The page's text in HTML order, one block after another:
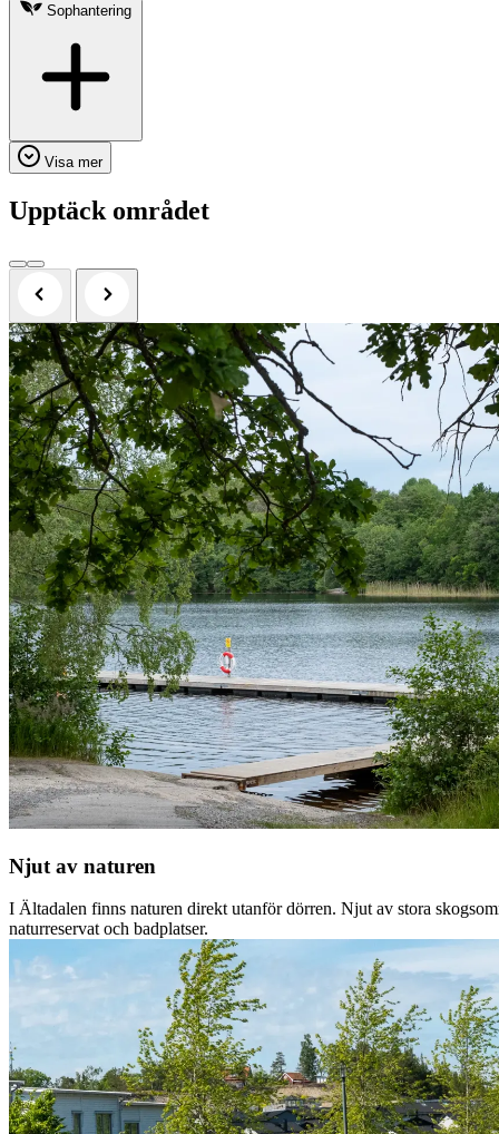
Sophantering
Visa mer
Upptäck området
Njut av naturen
I Ältadalen finns naturen direkt utanför dörren. Njut av stora
naturreservat och badplatser.